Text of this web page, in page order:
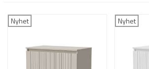
Nyhet Nyhet